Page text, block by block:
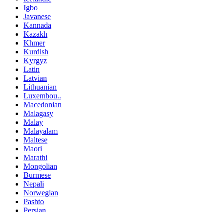
Igbo
Javanese
Kannada
Kazakh
Khmer
Kurdish
Kyrgyz
Latin
Latvian
Lithuanian
Luxembou..
Macedonian
Malagasy
Malay
Malayalam
Maltese
Maori
Marathi
Mongolian
Burmese
Nepali
Norwegian
Pashto